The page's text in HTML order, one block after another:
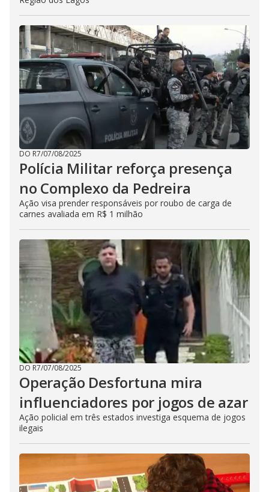
DO R7/07/08/2025
Polícia Militar reforça presença
no Complexo da Pedreira
Ação visa prender responsáveis por roubo de carga de
carnes avaliada em R$ 1 milhão
DO R7/07/08/2025
Operação Desfortuna mira
influenciadores por jogos de azar
Ação policial em três estados investiga esquema de jogos
ilegais